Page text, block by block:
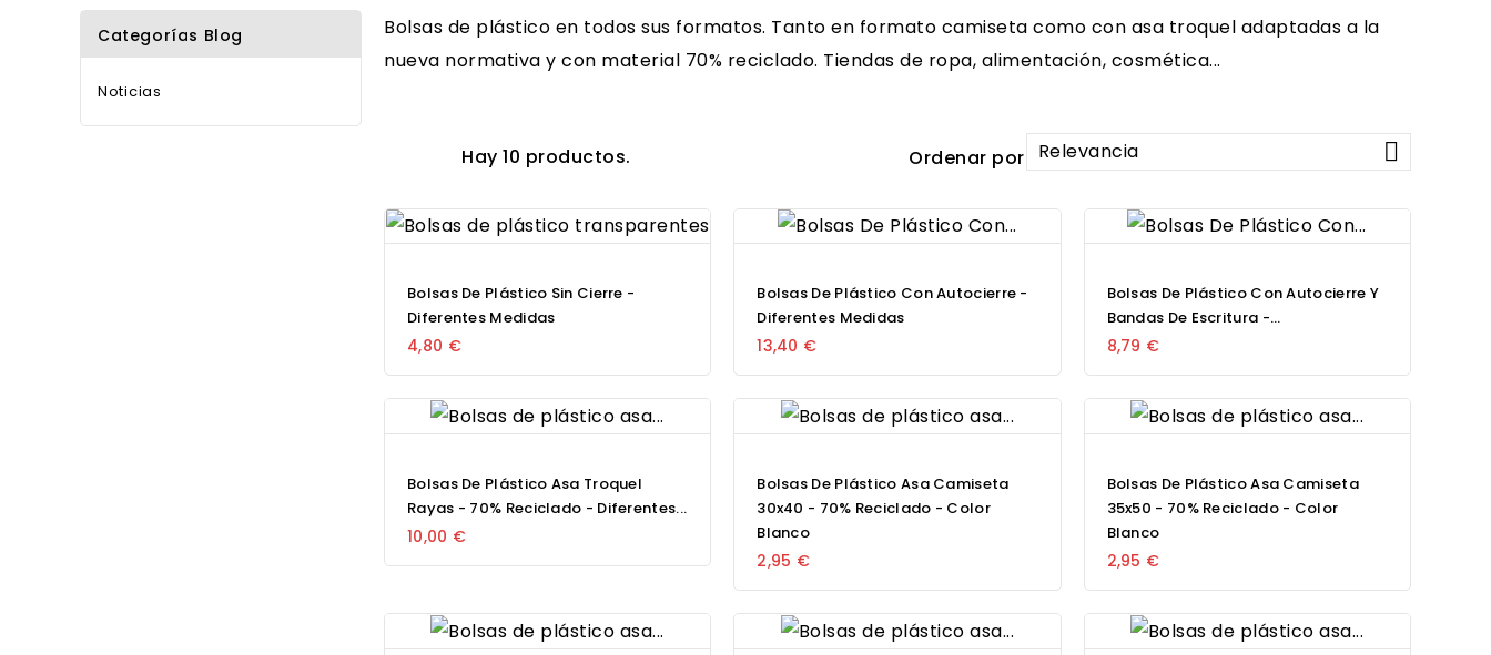
Categorías Blog
Noticias
Bolsas de plástico en todos sus formatos. Tanto en formato camiseta como con asa troquel adaptadas a la
nueva normativa y con material 70% reciclado. Tiendas de ropa, alimentación, cosmética...
Hay 10 productos. Ordenar por: Relevancia 
Bolsas De Plástico Sin Cierre -
Diferentes Medidas
4,80 €
Bolsas De Plástico Con Autocierre -
Diferentes Medidas
13,40 €
Bolsas De Plástico Con Autocierre Y
Bandas De Escritura -...
8,79 €
Bolsas De Plástico Asa Troquel
Rayas - 70% Reciclado - Diferentes...
10,00 €
Bolsas De Plástico Asa Camiseta
30x40 - 70% Reciclado - Color
Blanco
2,95 €
Bolsas De Plástico Asa Camiseta
35x50 - 70% Reciclado - Color
Blanco
2,95 €